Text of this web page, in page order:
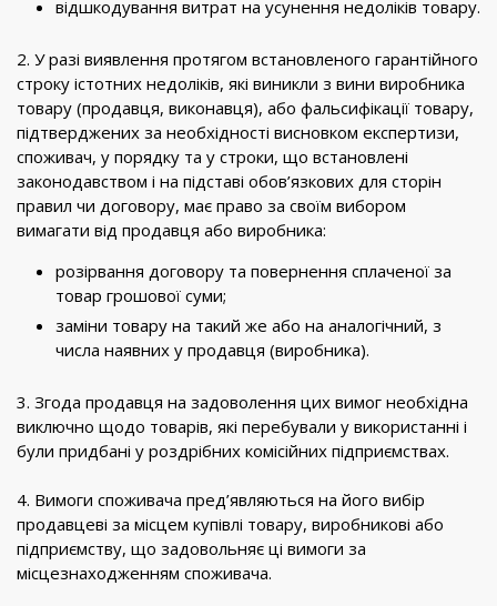
відшкодування витрат на усунення недоліків товару.
2. У разі виявлення протягом встановленого гарантійного
строку істотних недоліків, які виникли з вини виробника
товару (продавця, виконавця), або фальсифікації товару,
підтверджених за необхідності висновком експертизи,
споживач, у порядку та у строки, що встановлені
законодавством і на підставі обов’язкових для сторін
правил чи договору, має право за своїм вибором
вимагати від продавця або виробника:
розірвання договору та повернення сплаченої за
товар грошової суми;
заміни товару на такий же або на аналогічний, з
числа наявних у продавця (виробника).
3. Згода продавця на задоволення цих вимог необхідна
виключно щодо товарів, які перебували у використанні і
були придбані у роздрібних комісійних підприємствах.
4. Вимоги споживача пред’являються на його вибір
продавцеві за місцем купівлі товару, виробникові або
підприємству, що задовольняє ці вимоги за
місцезнаходженням споживача.